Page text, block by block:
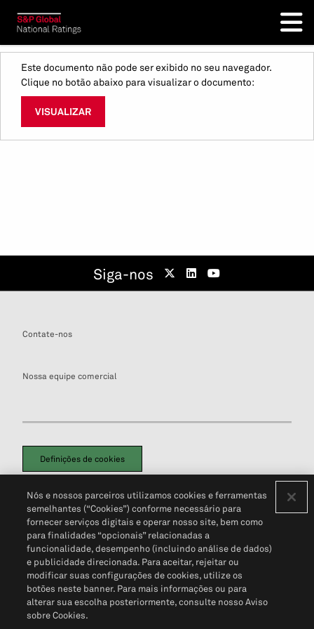
Este documento não pode ser exibido no seu navegador.
Clique no botão abaixo para visualizar o documento:
VISUALIZAR
Siga-nos
Contate-nos
Nossa equipe comercial
Definições de cookies
Política de PrivacidadePortal de privacidade do cliente (em inglês)
Não Venda Minhas Informações Pessoais© 2026 S&P Global
Nós e nossos parceiros utilizamos cookies e ferramentas
semelhantes (“Cookies”) conforme necessário para
fornecer serviços digitais e operar nosso site, bem como
para finalidades “opcionais” relacionadas a
funcionalidade, desempenho (incluindo análise de dados)
e publicidade direcionada. Para aceitar, rejeitar ou
modificar suas configurações de cookies, utilize os
botões neste banner. Para mais informações ou para
alterar sua escolha posteriormente, consulte nosso Aviso
sobre Cookies.